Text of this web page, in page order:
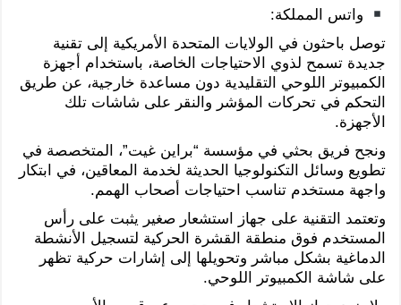
واتس المملكة:
توصل باحثون في الولايات المتحدة الأمريكية إلى تقنية
جديدة تسمح لذوي الاحتياجات الخاصة، باستخدام أجهزة
الكمبيوتر اللوحي التقليدية دون مساعدة خارجية، عن طريق
التحكم في تحركات المؤشر والنقر على شاشات تلك
الأجهزة.
ونجح فريق بحثي في مؤسسة “براين غيت”، المتخصصة في
تطويع وسائل التكنولوجيا الحديثة لخدمة المعاقين، في ابتكار
واجهة مستخدم تناسب احتياجات أصحاب الهمم.
وتعتمد التقنية على جهاز استشعار صغير يثبت على رأس
المستخدم فوق منطقة القشرة الحركية لتسجيل الأنشطة
الدماغية بشكل مباشر وتحويلها إلى إشارات حركية تظهر
على شاشة الكمبيوتر اللوحي.